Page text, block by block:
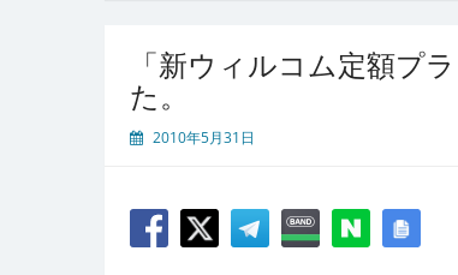
「新ウィルコム定額プ
た。
2010年5月31日